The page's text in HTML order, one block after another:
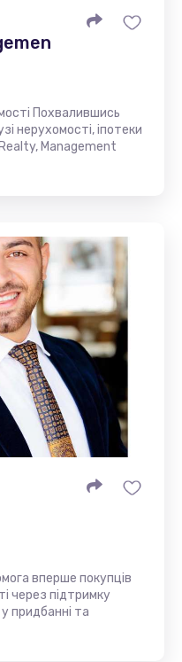
Похвалившись
нерухомості, іпотеки
Management
вперше покупців
через підтримку
придбанні та